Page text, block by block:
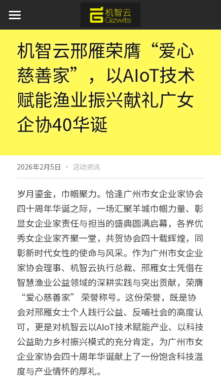
首页
AI 产品与服务
产品服务
平台软件
APP应用
方案中心
通用蓝牙红外模组免开发方案
取暖器智能化解决方案
加湿器智能化解决方案
水族灯智能化解决方案
鱼缸水泵智能化解决方案
智能家电/家居解决方案
鱼缸加热棒智能化解决方案
厨房电器智能化解决方案
变频器智能化解决方案
无人自助设备解决方案
行业应用
IoT新能源
IoT新零售
关于我们
开发者中心
申请开发板
搜索
English
机智云邢雁荣膺“爱心
慈善家”，以AIoT技术
赋能渔业振兴献礼广女
企协40华诞
2026年2月5日 · 活动资讯
岁月鎏金，巾帼聚力。恰逢广州市女企业家协会
四十周年华诞之际，一场汇聚羊城巾帼力量、彰
显女企业家责任与担当的盛典圆满启幕，各界优
秀女企业家齐聚一堂，共贺协会四十载辉煌，同
彰新时代女性的使命与风采。作为广州市女企业
家协会理事、机智云执行总裁、邢雁女士凭借在
智慧渔业公益领域的深耕实践与突出贡献，荣膺
“爱心慈善家” 荣誉称号。这份荣誉，既是协
会对邢雁女士个人践行公益、反哺社会的高度认
可，更是对机智云以AIoT技术赋能产业、以科技
公益助力乡村振兴模式的充分肯定，为广州市女
企业家协会四十周年华诞献上了一份饱含科技温
度与产业情怀的厚礼。